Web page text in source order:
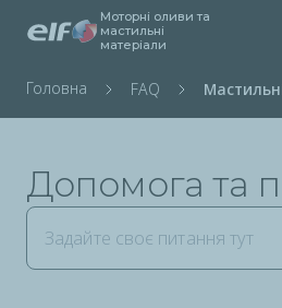
Моторні оливи та
мастильні
матеріали
Рядок
навіґації
Головна FAQ
Допомога та